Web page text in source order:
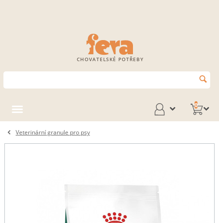
CHOVATELSKÉ POTŘEBY
0
Veterinární granule pro psy